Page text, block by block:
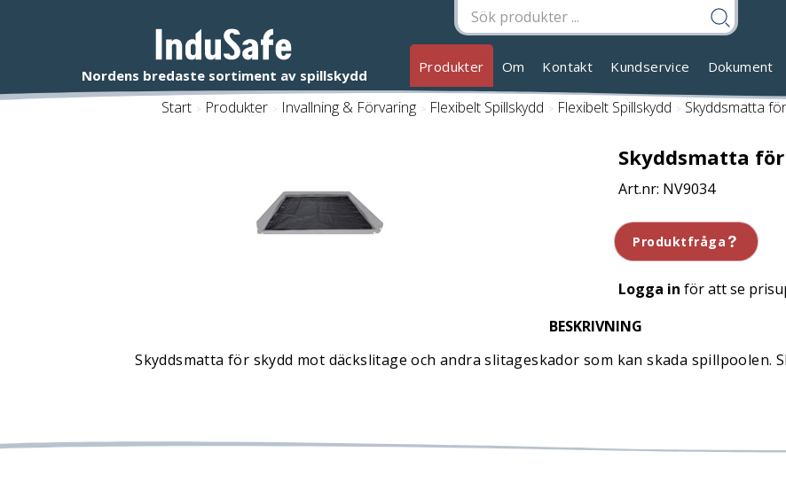
Produkter Om Kontakt Kundservice Dokument
Start / Produkter / Invallning & Förvaring / Flexibelt Spillskydd / Flexibelt Spillskydd / Skyddsmatta
Skyddsmatta
NV9034
Produktfråga
Logga in för att se
BESKRIVNING
Skyddsmatta för skydd mot däckslitage och andra slitageskador som kan skada spillpoolen.